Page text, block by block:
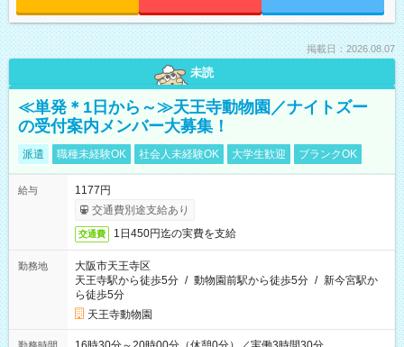
掲載日：2026.08.07
未読
≪単発＊1日から～≫天王寺動物園／ナイトズー
の受付案内メンバー大募集！
派遣 職種未経験OK 社会人未経験OK 大学生歓迎 ブランクOK
給与
1177円
交通費別途支給あり
交通費 1日450円迄の実費を支給
勤務地
大阪市天王寺区
天王寺駅から徒歩5分 / 動物園前駅から徒歩5分 / 新今宮駅か
ら徒歩5分
天王寺動物園